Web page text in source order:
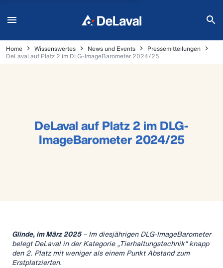
Home Wissenswertes News und Events
Pressemitteilungen
DeLaval auf Platz 2 im DLG-ImageBarometer 2024/25
DeLaval auf Platz 2 im DLG-
ImageBarometer 2024/25
Glinde, im März 2025– Im diesjährigen DLG-ImageBarometer
belegt DeLaval in der Kategorie „Tierhaltungstechnik“ knapp
den 2. Platz mit weniger als einem Punkt Abstand zum
Erstplatzierten.